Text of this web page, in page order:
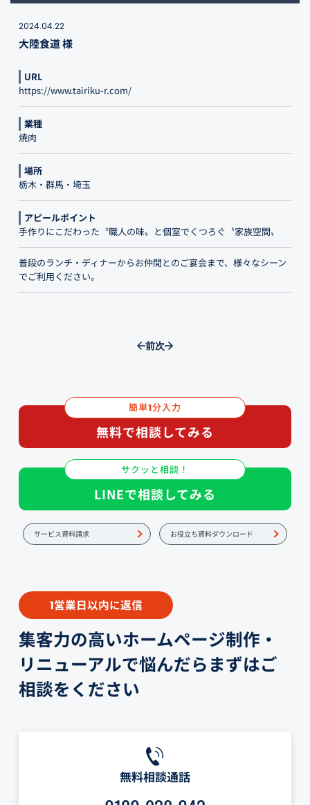
2024.04.22
大陸食道 様
URL
https://www.tairiku-r.com/
業種
焼肉
場所
栃木・群馬・埼玉
アピールポイント
手作りにこだわった〝職人の味〟と個室でくつろぐ〝家族空間〟
普段のランチ・ディナーからお仲間とのご宴会まで、様々なシーン
でご利用ください。
前次
簡単1分入力
無料で相談してみる
サクッと相談！
LINEで相談してみる
サービス資料請求 お役立ち資料ダウンロード
1営業日以内に返信
集客力の高いホームページ制作・
リニューアルで悩んだらまずはご
相談をください
無料相談通話